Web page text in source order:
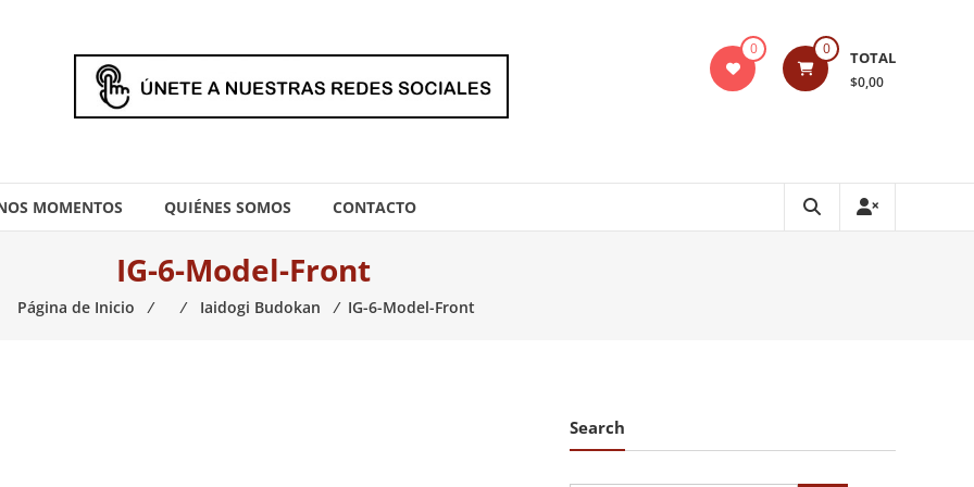
0 0 TOTAL
$0,00
MOMENTOS QUIÉNES SOMOS CONTACTO
IG-6-Model-Front
Página de Inicio ⁄ ⁄ Iaidogi Budokan ⁄ IG-6-Model-Front
Search